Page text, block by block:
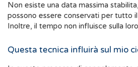
Non esiste una data massima
possono essere conservati per tutto
Inoltre, il tempo non influisce sulla
Questa tecnica influirà sul mio